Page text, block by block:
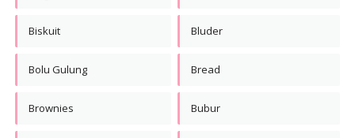
Biskuit Bluder
Bolu Gulung Bread
Brownies Bubur